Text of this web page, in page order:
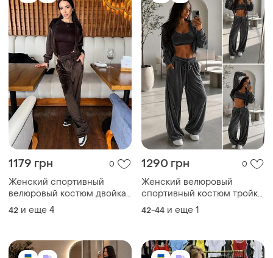
1179 грн 0
Женский спортивный
велюровый костюм двойка
с капюшоном и широкими
брюками
42 и еще 4
1290 грн 0
Женский велюровый
спортивный костюм тройка
- топ, штаны палаццо и
кофта на молнии
42-44 и еще 1